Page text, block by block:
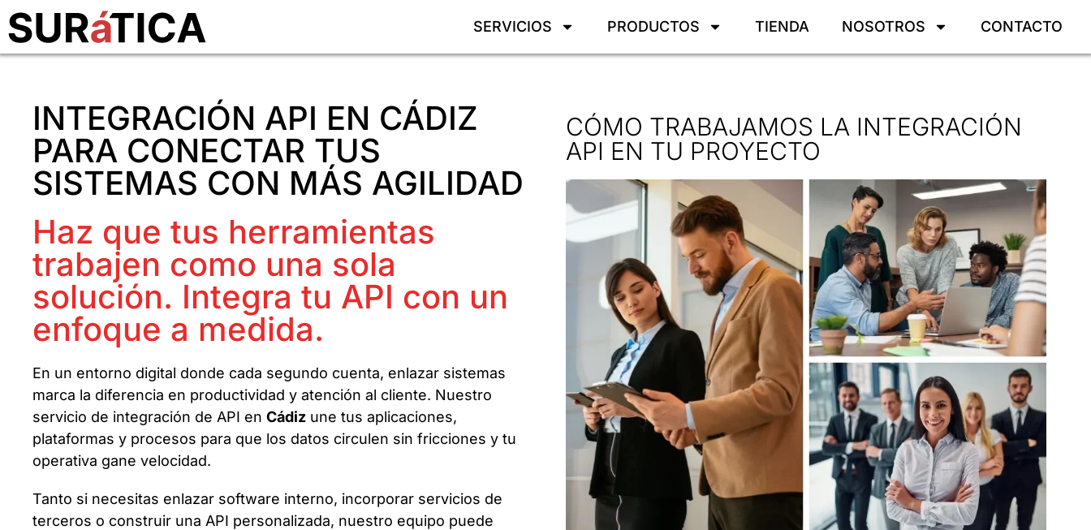
SERVICIOS PRODUCTOS TIENDA NOSOTROS CONTACTO
INTEGRACIÓN API EN CÁDIZ
PARA CONECTAR TUS
SISTEMAS CON MÁS AGILIDAD
Haz que tus herramientas
trabajen como una sola
solución. Integra tu API con un
enfoque a medida.
En un entorno digital donde cada segundo cuenta, enlazar sistemas
marca la diferencia en productividad y atención al cliente. Nuestro
servicio de integración de API en Cádiz une tus aplicaciones,
plataformas y procesos para que los datos circulen sin fricciones y tu
operativa gane velocidad.
Tanto si necesitas enlazar software interno, incorporar servicios de
terceros o construir una API personalizada, nuestro equipo puede
CÓMO TRABAJAMOS LA INTEGRACIÓN
API EN TU PROYECTO